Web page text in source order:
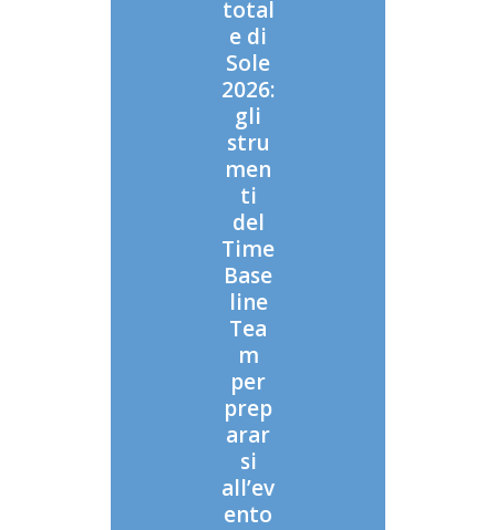
total
e di
Sole
2026:
gli
stru
men
ti
del
Time
Base
line
Tea
m
per
prep
arar
si
all’ev
ento